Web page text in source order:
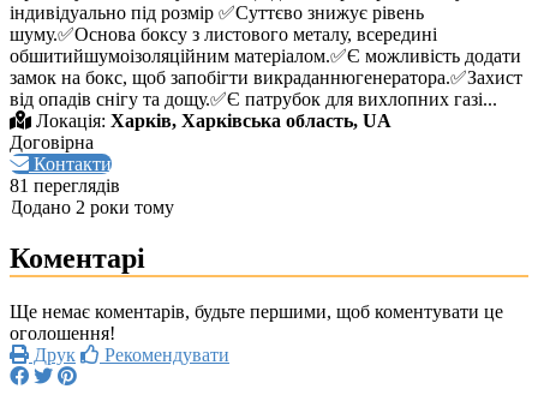
індивідуально під розмір ✅Суттєво знижує рівень
шуму.✅Основа боксу з листового металу, всередині
обшитийшумоізоляційним матеріалом.✅Є можливість додати
замок на бокс, щоб запобігти викраданнюгенератора.✅Захист
від опадів снігу та дощу.✅Є патрубок для вихлопних газі...
Локація: Харків, Харківська область, UA
Договірна
Контакти
81 переглядів
Додано 2 роки тому
Коментарі
Ще немає коментарів, будьте першими, щоб коментувати це
оголошення!
Друк
Рекомендувати